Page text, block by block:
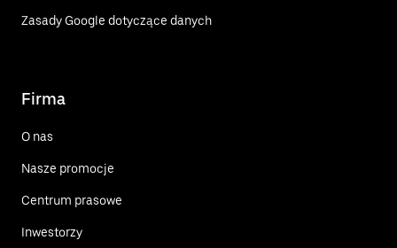
Zasady Google dotyczące danych
Firma
O nas
Nasze promocje
Centrum prasowe
Inwestorzy